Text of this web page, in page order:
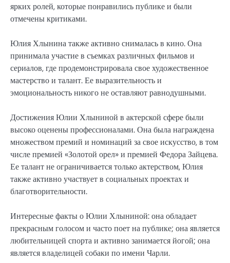
ярких ролей, которые понравились публике и были
отмечены критиками.
Юлия Хлынина также активно снималась в кино. Она
принимала участие в съемках различных фильмов и
сериалов, где продемонстрировала свое художественное
мастерство и талант. Ее выразительность и
эмоциональность никого не оставляют равнодушными.
Достижения Юлии Хлыниной в актерской сфере были
высоко оценены профессионалами. Она была награждена
множеством премий и номинаций за свое искусство, в том
числе премией «Золотой орел» и премией Федора Зайцева.
Ее талант не ограничивается только актерством, Юлия
также активно участвует в социальных проектах и
благотворительности.
Интересные факты о Юлии Хлыниной: она обладает
прекрасным голосом и часто поет на публике; она является
любительницей спорта и активно занимается йогой; она
является владелицей собаки по имени Чарли.